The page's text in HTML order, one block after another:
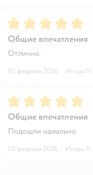
Рейтинг:5
Общие впечатления
Отлично.
02 февраля 2026 · Игорь Н.
Рейтинг:5
Общие впечатления
Подошли идеально.
02 февраля 2026 · Игорь Н.